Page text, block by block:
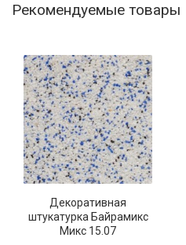
Рекомендуемые товары
Декоративная
штукатурка Байрамикс
Микс 15.07